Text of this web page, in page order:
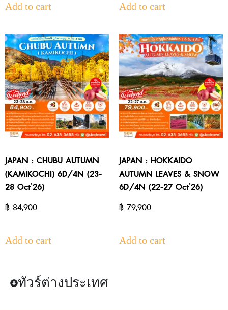
Add to cart Add to cart
JAPAN : CHUBU AUTUMN
(KAMIKOCHI) 6D/4N (23-
28 Oct’26)
฿ 84,900
Add to cart
JAPAN : HOKKAIDO
AUTUMN LEAVES & SNOW
6D/4N (22-27 Oct’26)
฿ 79,900
Add to cart
ทัวร์ต่างประเทศ